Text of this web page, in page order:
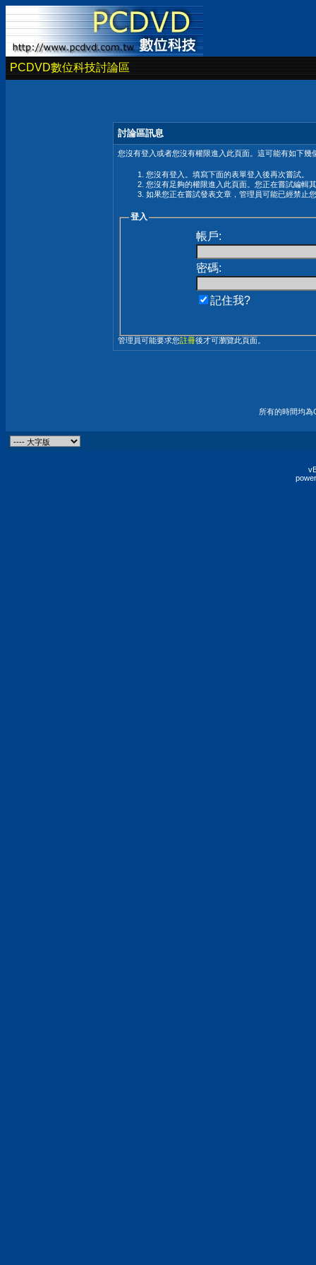
PCDVD數位科技討論區
討論區訊息
您沒有登入或者您沒有權限進入此頁面。這可能有如下幾
您沒有登入。填寫下面的表單登入後再次嘗試。
您沒有足夠的權限進入此頁面。您正在嘗試編輯
如果您正在嘗試發表文章，管理員可能已經禁止
登入
帳戶:
密碼:
記住我?
管理員可能要求您註冊後才可瀏覽此頁面。
所有的時間均為